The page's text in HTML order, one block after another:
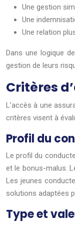
Une gestion
Une
Une relation
Dans une logique
gestion de leurs
Critères
L’accès à une
critères visent à
Profil du
Le profil du
et le bonus-malus.
Les jeunes
solutions adaptées
Type et